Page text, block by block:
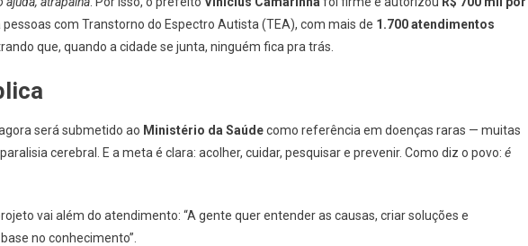
com Transtorno do Espectro Autista (TEA), com mais de 1.700 atendimentos
que, quando a cidade se junta, ninguém fica pra trás.
será submetido ao Ministério da Saúdecomo referência em doenças raras — muitas
cerebral. E a meta é clara: acolher, cuidar, pesquisar e prevenir. Como diz o povo: é
vai além do atendimento: “A gente quer entender as causas, criar soluções e
no conhecimento”.